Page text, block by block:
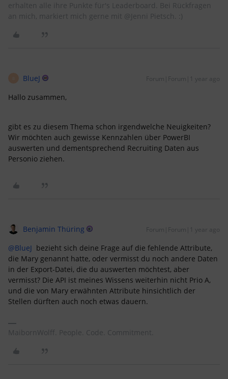
erhalten alle ihre Punkte für's Leaderboard. Bei Rückfragen
an mich, markiert mich gerne mit @Jenni Pietsch. :)
BlueJ Forum|Forum|1 year ago
Hallo zusammen,
gibt es zu diesem Thema schon irgendwelche Neuigkeiten?
Wir möchten auch gewisse Kennzahlen über PowerBI
auswerten und dementsprechend Recruiting Daten aus
Personio ziehen.
Benjamin Thüring Forum|Forum|1 year ago
@BlueJ bezieht sich deine Frage auf die fehlende Attribute,
die Mary genannt hatte, oder vermisst du noch andere Daten
in der Export-Datei, die du auswerten möchtest, aber
vermisst? Die API ist meines Wissens weiterhin nicht Prio A,
und die von Mary erwähnten Attribute hinsichtlich der
Stellen dürften auch noch etwas dauern.
MaibornWolff. People. Code. Commitment.